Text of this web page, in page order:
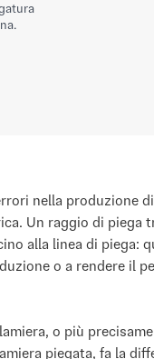
nella produzione
Un raggio di
alla linea di piega:
o a rendere il
o più
piegata, fa la